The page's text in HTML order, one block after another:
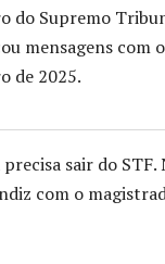
do Supremo
mensagens com o
de 2025.
sair do STF.
com o